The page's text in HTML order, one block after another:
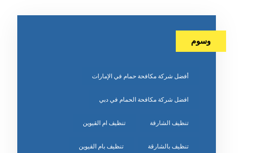
وسوم
أفضل شركة مكافحة حمام في الإمارات
افضل شركة مكافحة الحمام في دبي
تنظيف الشارقة تنظيف ام القيوين
تنظيف بالشارقة تنظيف بام القيوين